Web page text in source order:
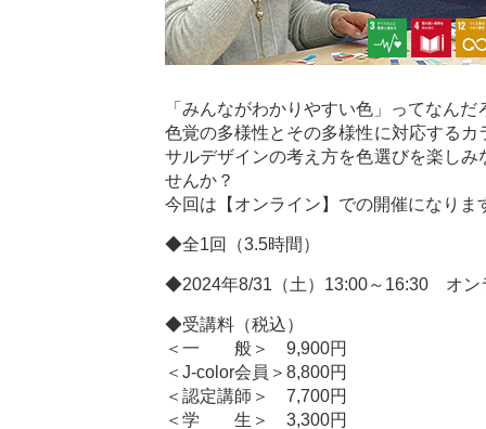
「みんながわかりやすい色」ってなんだ
色覚の多様性とその多様性に対応する
サルデザインの考え方を色選びを楽し
せんか？
今回は【オンライン】での開催になりま
◆全1回（3.5時間）
◆2024年8/31（土）13:00～16:30 オン
◆受講料（税込）
＜一 般＞ 9,900円
＜J-color会員＞8,800円
＜認定講師＞ 7,700円
＜学 生＞ 3,300円